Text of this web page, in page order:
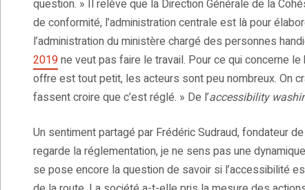
question. » Il relève que la Direction Générale de la
de conformité, l’administration centrale est là pour
l’administration du ministère chargé des personnes
2019ne veut pas faire le travail. Pour ce qui concerne
offre est tout petit, les acteurs sont peu nombreux. On
fassent croire que c’est réglé. » De l’accessibility
Un sentiment partagé par Frédéric Sudraud, fondateur de
regarde la réglementation, je ne sens pas une
se pose encore la question de savoir si l’accessibilité